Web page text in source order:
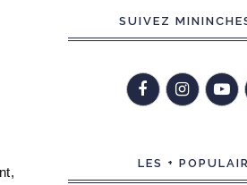
SUIVEZ
LES +